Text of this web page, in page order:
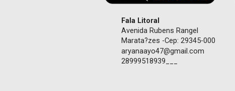
Fala Litoral
Avenida Rubens Rangel
Marata?zes -Cep: 29345-000
aryanaayo47@gmail.com
28999518939___